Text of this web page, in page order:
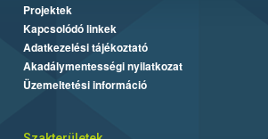
Projektek
Kapcsolódó linkek
Adatkezelési tájékoztató
Akadálymentességi nyilatkozat
Üzemeltetési információ